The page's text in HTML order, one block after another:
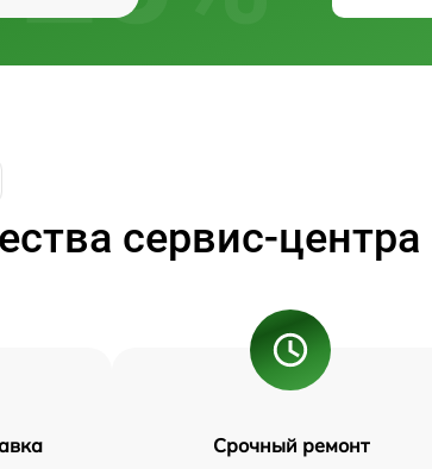
сервис-центра
Срочный ремонт